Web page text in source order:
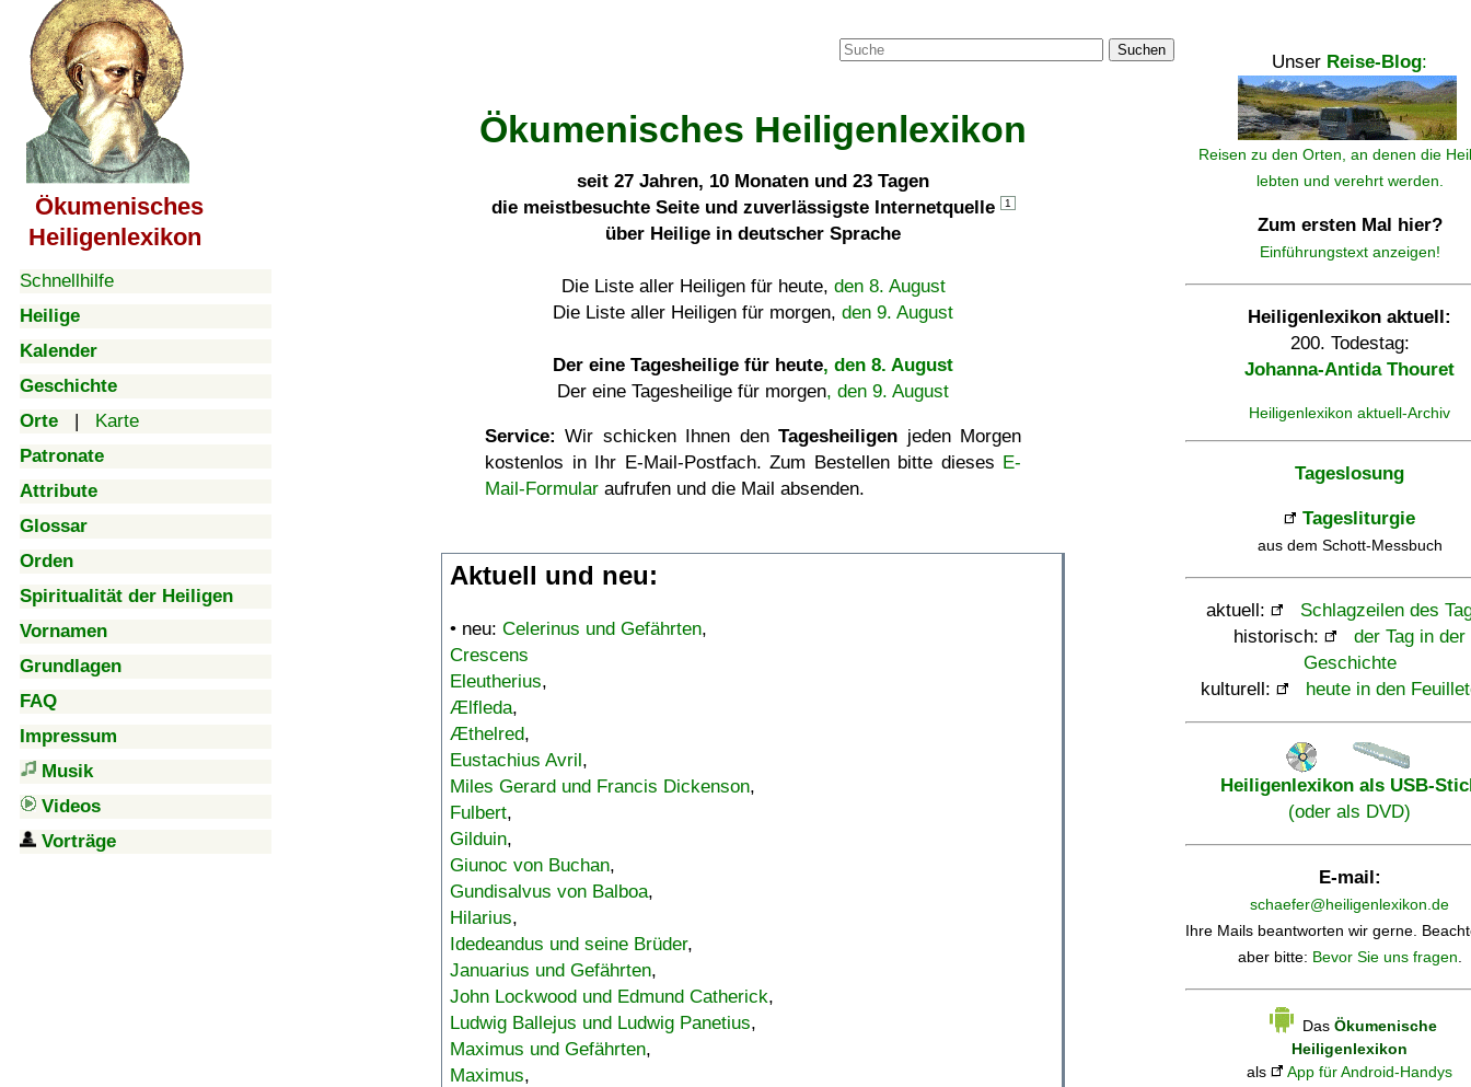
Ökumenisches
Heiligenlexikon
Schnellhilfe
Heilige
Kalender
Geschichte
Orte | Karte
Patronate
Attribute
Glossar
Orden
Spiritualität der Heiligen
Vornamen
Grundlagen
FAQ
Impressum
Musik
Videos
Vorträge
Suchen
Ökumenisches Heiligenlexikon
seit 27 Jahren, 10 Monaten und 23 Tagen
die meistbesuchte Seite und zuverlässigste Internetquelle
1
über Heilige in deutscher Sprache
Die Liste aller Heiligen für heute, den 8. August
Die Liste aller Heiligen für morgen, den 9. August
Der eine Tagesheilige für heute, den 8. August
Der eine Tagesheilige für morgen, den 9. August
Service: Wir schicken Ihnen denTagesheiligen jeden Morgen
kostenlos in Ihr E-Mail-Postfach. Zum Bestellen bitte dieses E-
Mail-Formular aufrufen und die Mail absenden.
Aktuell und neu:
• neu: Celerinus und Gefährten,
Crescens
Eleutherius,
Ælfleda,
Æthelred,
Eustachius Avril,
Miles Gerard und Francis Dickenson,
Fulbert,
Gilduin,
Giunoc von Buchan,
Gundisalvus von Balboa,
Hilarius,
Idedeandus und seine Brüder,
Januarius und Gefährten,
John Lockwood und Edmund Catherick,
Ludwig Ballejus und Ludwig Panetius,
Maximus und Gefährten,
Maximus,
Unser Reise-Blog:
Reisen zu den Orten, an denen die
lebten und verehrt werden.
Zum ersten Mal hier?
Einführungstext anzeigen!
Heiligenlexikon aktuell:
200. Todestag:
Johanna-Antida Thouret
Heiligenlexikon aktuell-Archiv
Tageslosung
Tagesliturgie
aus dem Schott-Messbuch
aktuell:
Schlagzeilen des
historisch:
der Tag in der
Geschichte
kulturell:
heute in den
Heiligenlexikon als USB-
(oder als DVD)
E-mail:
schaefer@heiligenlexikon.de
Ihre Mails beantworten wir gerne.
aber bitte: Bevor Sie uns fragen.
Das Ökumenische
Heiligenlexikon
als
App für Android-Handys